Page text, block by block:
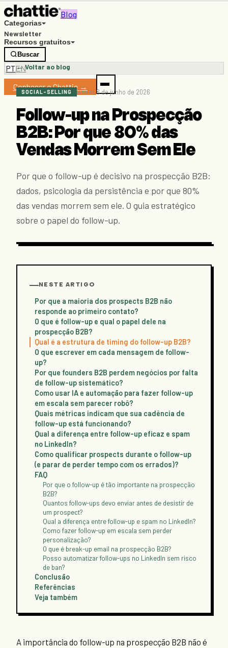
Blog
Categorias
Newsletter
Recursos gratuitos
Buscar
PTEN
Conhecer o Chattie →
← Voltar ao blog
SOCIAL-SELLING 9 min08 de junho de 2026
Follow-up na Prospecção
B2B: Por que 80% das
Vendas Morrem Sem Ele
Por que o follow-up é decisivo na prospecção B2B:
dados, psicologia da persistência e por que 80%
das vendas morrem sem ele. O guia estratégico
sobre o papel do follow-up.
NESTE ARTIGO
Por que a maioria dos prospects B2B não
responde ao primeiro contato?
O que é follow-up e qual o papel dele na
prospecção B2B?
Qual é a estrutura de timing do follow-up B2B?
O que escrever em cada mensagem de follow-
up?
Por que founders B2B perdem negócios por falta
de follow-up sistemático?
Como usar IA e automação para fazer follow-up
em escala sem parecer robô?
Quais métricas indicam que sua cadência de
follow-up está funcionando?
Qual a diferença entre follow-up eficaz e spam
no LinkedIn?
Como qualificar prospects durante o follow-up
(e parar de perder tempo com os errados)?
FAQ
Por que o follow-up é tão importante na prospecção
B2B?
Quantos follow-ups devo enviar antes de desistir de
um prospect?
Qual a diferença entre follow-up e spam no LinkedIn?
Como fazer follow-up em escala sem perder
personalização?
O que é break-up email na prospecção B2B?
Posso automatizar follow-ups no LinkedIn sem risco
de ban?
Conclusão
Referências
Veja também
A importância do follow-up na prospecção B2B não é